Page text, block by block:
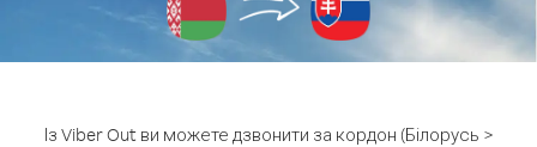
Із Viber Out ви можете дзвонити за кордон (Білорусь >